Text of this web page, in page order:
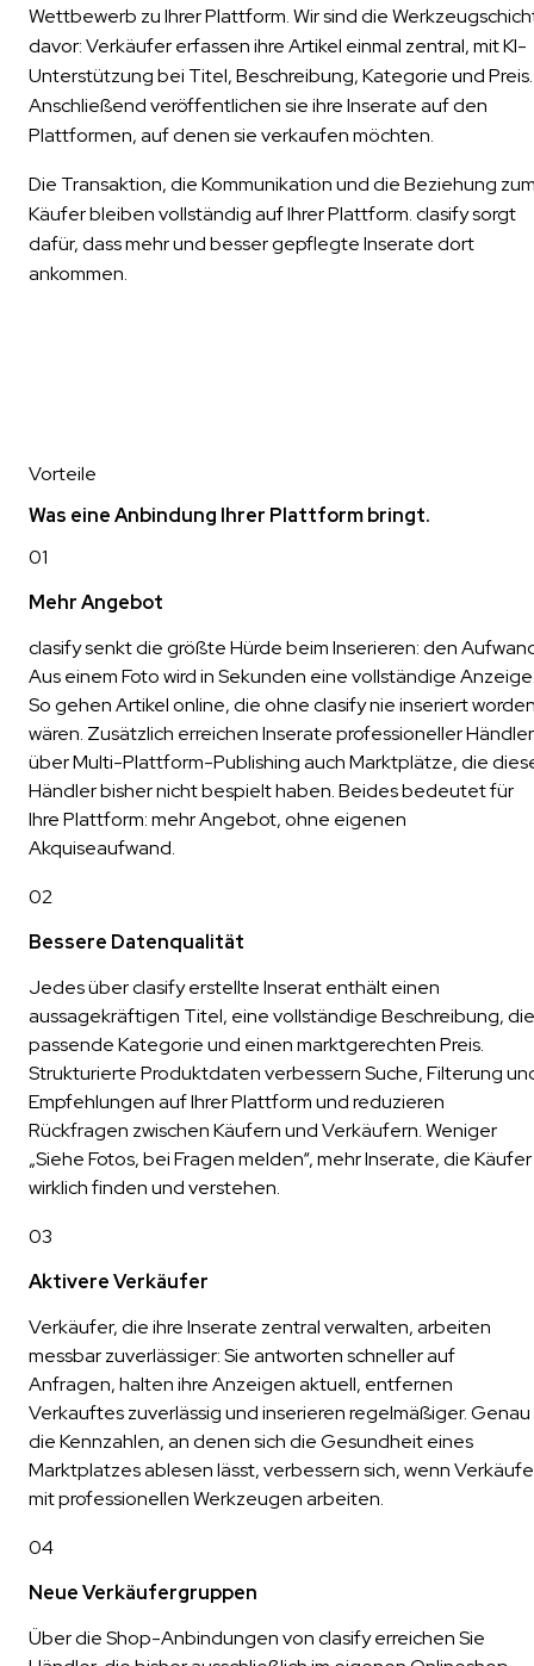
Wettbewerb zu Ihrer Plattform. Wir sind die
davor: Verkäufer erfassen ihre Artikel einmal zentral, mit KI-
Unterstützung bei Titel, Beschreibung, Kategorie und Preis.
Anschließend veröffentlichen sie ihre Inserate auf den
Plattformen, auf denen sie verkaufen möchten.
Die Transaktion, die Kommunikation und die Beziehung
Käufer bleiben vollständig auf Ihrer Plattform. clasify sorgt
dafür, dass mehr und besser gepflegte Inserate dort
ankommen.
Vorteile
Was eine Anbindung Ihrer Plattform bringt.
01
Mehr Angebot
clasify senkt die größte Hürde beim Inserieren: den
Aus einem Foto wird in Sekunden eine vollständige
So gehen Artikel online, die ohne clasify nie inseriert
wären. Zusätzlich erreichen Inserate professioneller Händler
über Multi-Plattform-Publishing auch Marktplätze, die
Händler bisher nicht bespielt haben. Beides bedeutet für
Ihre Plattform: mehr Angebot, ohne eigenen
Akquiseaufwand.
02
Bessere Datenqualität
Jedes über clasify erstellte Inserat enthält einen
aussagekräftigen Titel, eine vollständige Beschreibung, die
passende Kategorie und einen marktgerechten Preis.
Strukturierte Produktdaten verbessern Suche, Filterung
Empfehlungen auf Ihrer Plattform und reduzieren
Rückfragen zwischen Käufern und Verkäufern. Weniger
„Siehe Fotos, bei Fragen melden“, mehr Inserate, die Käufer
wirklich finden und verstehen.
03
Aktivere Verkäufer
Verkäufer, die ihre Inserate zentral verwalten, arbeiten
messbar zuverlässiger: Sie antworten schneller auf
Anfragen, halten ihre Anzeigen aktuell, entfernen
Verkauftes zuverlässig und inserieren regelmäßiger. Genau
die Kennzahlen, an denen sich die Gesundheit eines
Marktplatzes ablesen lässt, verbessern sich, wenn
mit professionellen Werkzeugen arbeiten.
04
Neue Verkäufergruppen
Über die Shop-Anbindungen von clasify erreichen Sie